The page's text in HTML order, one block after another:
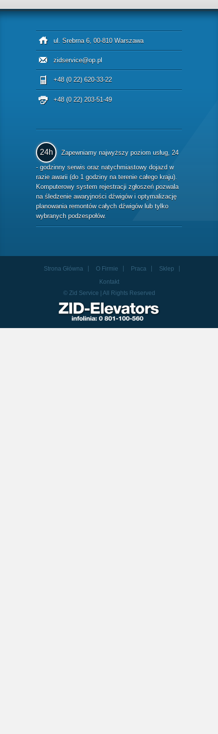
ul. Srebrna 6, 00-810 Warszawa
zidservice@op.pl
+48 (0 22) 620-33-22
+48 (0 22) 203-51-49
24h
Zapewniamy najwyższy poziom usług, 24
- godzinny serwis oraz natychmiastowy dojazd w
razie awarii (do 1 godziny na terenie całego kraju).
Komputerowy system rejestracji zgłoszeń pozwala
na śledzenie awaryjności dźwigów i optymalizację
planowania remontów całych dźwigów lub tylko
wybranych podzespołów.
Strona Główna O Firmie Praca
Sklep
Kontakt
© Zid Service | All Rights Reserved